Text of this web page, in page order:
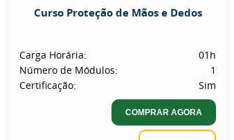
Curso Proteção de Mãos e Dedos
Carga Horária:
01h
Número de Módulos:
1
Certificação:
Sim
COMPRAR AGORA